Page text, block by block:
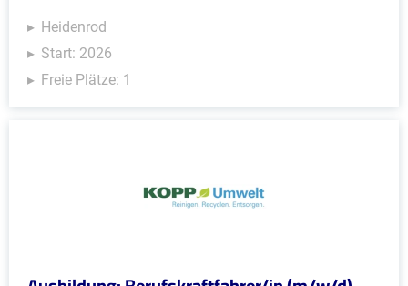
Heidenrod
Start: 2026
Freie Plätze: 1